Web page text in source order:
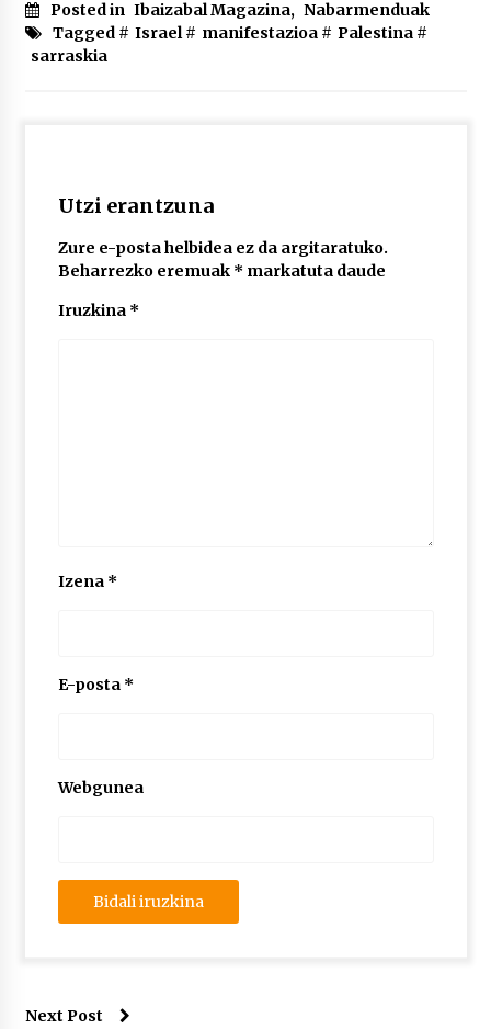
2026/07/03
Posted in Ibaizabal Magazina, Nabarmenduak
Tagged # Israel# manifestazioa# Palestina#
sarraskia
Utzi erantzuna
Zure e-posta helbidea ez da argitaratuko.
Beharrezko eremuak * markatuta daude
Iruzkina *
Izena *
E-posta *
Webgunea
Next Post